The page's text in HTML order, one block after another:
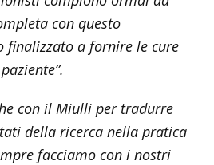
con questo
finalizzato a fornire le cure
con il Miulli per tradurre
della ricerca nella pratica
facciamo con i nostri